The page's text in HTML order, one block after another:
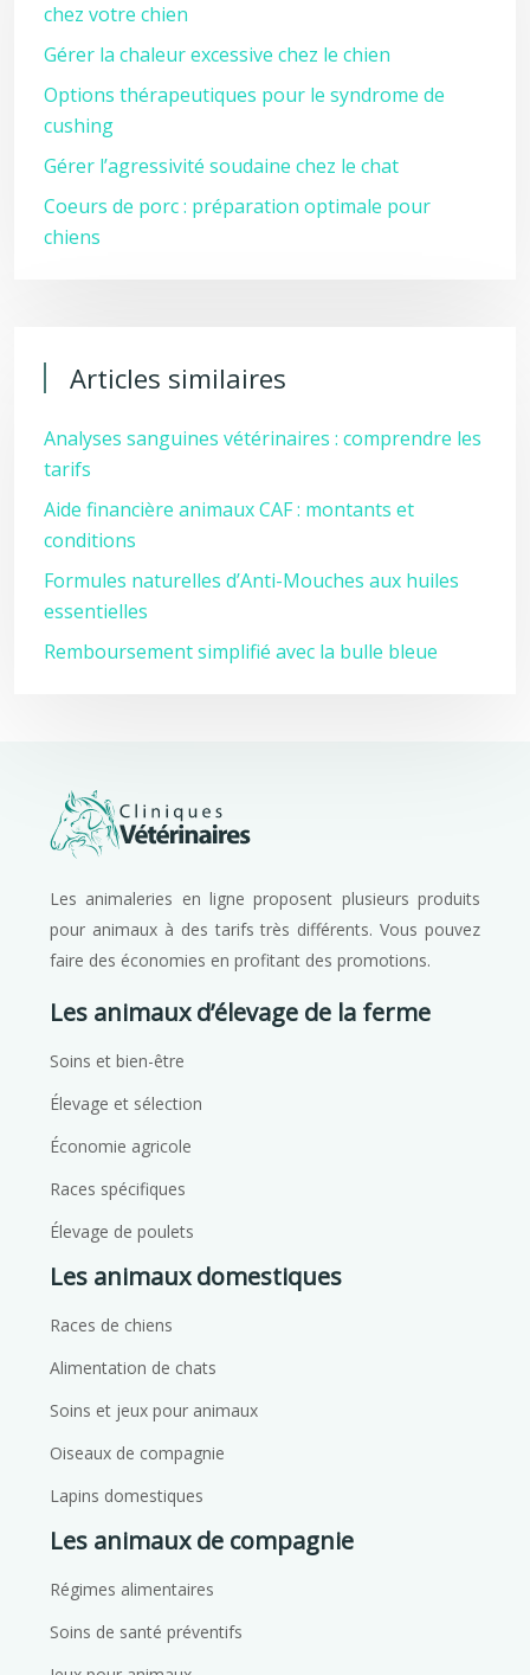
chez votre chien
Gérer la chaleur excessive chez le chien
Options thérapeutiques pour le syndrome de
cushing
Gérer l’agressivité soudaine chez le chat
Coeurs de porc : préparation optimale pour
chiens
Articles similaires
Analyses sanguines vétérinaires : comprendre les
tarifs
Aide financière animaux CAF : montants et
conditions
Formules naturelles d’Anti-Mouches aux huiles
essentielles
Remboursement simplifié avec la bulle bleue
Les animaleries en ligne proposent plusieurs produits
pour animaux à des tarifs très différents. Vous pouvez
faire des économies en profitant des promotions.
Les animaux d’élevage de la ferme
Soins et bien-être
Élevage et sélection
Économie agricole
Races spécifiques
Élevage de poulets
Les animaux domestiques
Races de chiens
Alimentation de chats
Soins et jeux pour animaux
Oiseaux de compagnie
Lapins domestiques
Les animaux de compagnie
Régimes alimentaires
Soins de santé préventifs